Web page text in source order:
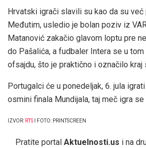
Hrvatski igrači slavili su kao da su
Međutim, usledio je bolan poziv iz
Matanović zakačio glavom loptu pre
do Pašalića, a fudbaler Intera se u
ofsajdu, što je praktično i označilo kraj
Portugalci će u ponedeljak, 6. jula
osmini finala Mundijala, taj meč igra se
IZVOR: RTS I FOTO: PRINTSCREEN
Pratite portal Aktuelnosti.us i na